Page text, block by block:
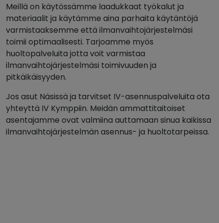
Meillä on käytössämme laadukkaat työkalut ja
materiaalit ja käytämme aina parhaita käytäntöjä
varmistaaksemme että ilmanvaihtojärjestelmäsi
toimii optimaalisesti. Tarjoamme myös
huoltopalveluita jotta voit varmistaa
ilmanvaihtojärjestelmäsi toimivuuden ja
pitkäikäisyyden.
Jos asut Näsissä ja tarvitset IV-asennuspalveluita ota
yhteyttä IV Kymppiin. Meidän ammattitaitoiset
asentajamme ovat valmiina auttamaan sinua kaikissa
ilmanvaihtojärjestelmän asennus- ja huoltotarpeissa.